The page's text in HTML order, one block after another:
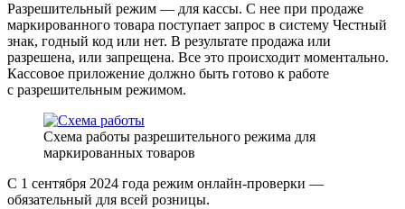
Разрешительный режим — для кассы. С нее при продаже
маркированного товара поступает запрос в систему Честный
знак, годный код или нет. В результате продажа или
разрешена, или запрещена. Все это происходит моментально.
Кассовое приложение должно быть готово к работе
с разрешительным режимом.
Схема работы разрешительного режима для
маркированных товаров
С 1 сентября 2024 года режим онлайн-проверки —
обязательный для всей розницы.